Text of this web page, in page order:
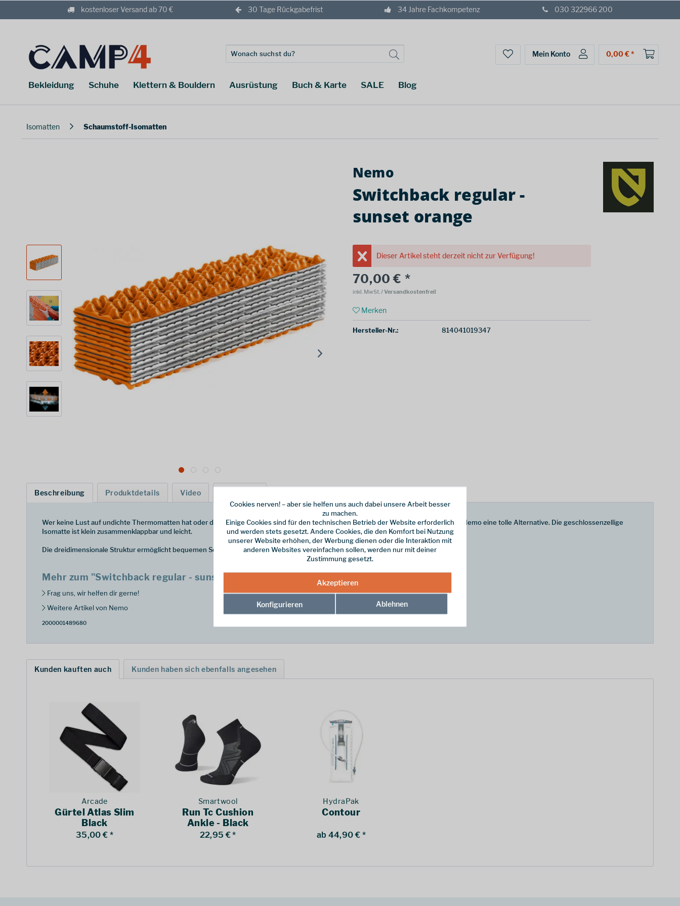
kostenloser Versand ab 70 € 30 Tage Rückgabefrist 34 Jahre Fachkompetenz 030 322966 200
Mein Konto 0,00 € *
Bekleidung Schuhe Klettern & Bouldern Ausrüstung Buch & Karte SALE Blog
Isomatten Schaumstoff-Isomatten
Nemo
Switchback regular -
sunset orange
Dieser Artikel steht derzeit nicht zur Verfügung!
70,00 € *
inkl. MwSt./ Versandkostenfrei!
Merken
Hersteller-Nr.: 814041019347
Beschreibung Produktdetails Video
Wer keine Lust auf undichte Thermomatten hat oder der Gefahr absolut aus dem Weg gehen will hat mit der Switchback Isomatte von Nemo eine tolle Alternative. Die geschlossenzellige
Isomatte ist klein zusammenklappbar und leicht.
Die dreidimensionale Struktur ermöglicht bequemen Schlaf.
Mehr zum "Switchback regular - sunset orange"
Frag uns, wir helfen dir gerne!
Weitere Artikel von Nemo
2000001489680
Kunden kauften auch Kunden haben sich ebenfalls angesehen
Arcade
Gürtel Atlas Slim
Black
35,00 € *
Smartwool
Run Tc Cushion
Ankle - Black
22,95 € *
HydraPak
Contour
ab 44,90 € *
Cookies nerven! – aber sie helfen uns auch dabei unsere Arbeit besser
zu machen.
Einige Cookies sind für den technischen Betrieb der Website erforderlich
und werden stets gesetzt. Andere Cookies, die den Komfort bei Nutzung
unserer Website erhöhen, der Werbung dienen oder die Interaktion mit
anderen Websites vereinfachen sollen, werden nur mit deiner
Zustimmung gesetzt.
Akzeptieren
Konfigurieren Ablehnen